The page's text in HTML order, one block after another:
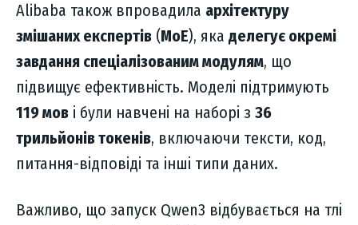
Alibaba також впровадила архітектуру
змішаних експертів (MoE), яка делегує окремі
завдання спеціалізованим модулям, що
підвищує ефективність. Моделі підтримують
119 мов і були навчені на наборі з 36
трильйонів токенів, включаючи тексти, код,
питання-відповіді та інші типи даних.
Важливо, що запуск Qwen3 відбувається на тлі